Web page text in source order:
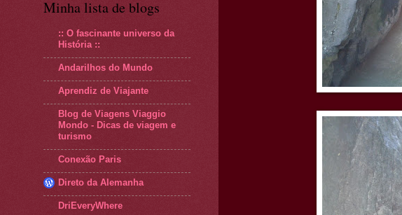
Minha lista de blogs
:: O fascinante universo da
História ::
Andarilhos do Mundo
Aprendiz de Viajante
Blog de Viagens Viaggio
Mondo - Dicas de viagem e
turismo
Conexão Paris
Direto da Alemanha
DriEveryWhere